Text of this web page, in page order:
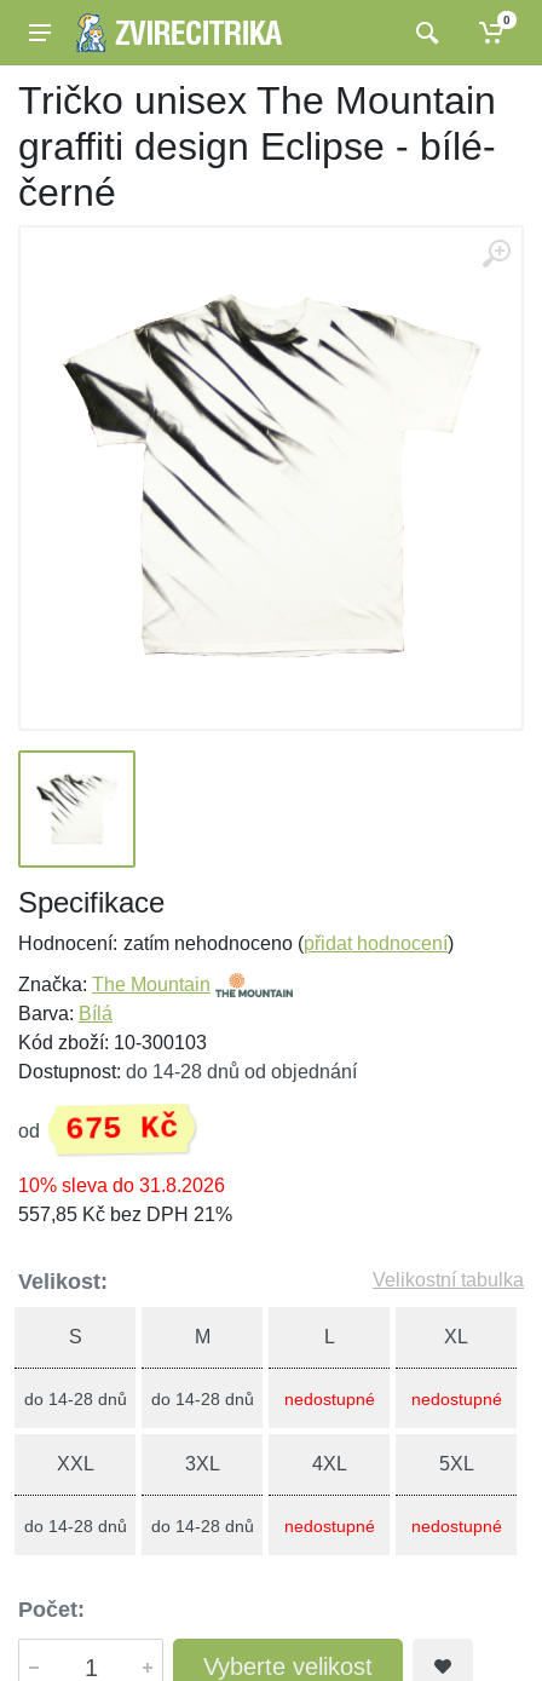
0
Tričko unisex The Mountain
graffiti design Eclipse - bílé-
černé
Specifikace
Hodnocení: zatím nehodnoceno (přidat hodnocení)
Značka: The Mountain
Barva: Bílá
Kód zboží: 10-300103
Dostupnost: do 14-28 dnů od objednání
od 675 Kč
10% sleva do 31.8.2026
557,85 Kč bez DPH 21%
Velikost: Velikostní tabulka
S
do 14-28 dnů
M
do 14-28 dnů
L
nedostupné
XL
nedostupné
XXL
do 14-28 dnů
3XL
do 14-28 dnů
4XL
nedostupné
5XL
nedostupné
Počet:
Vyberte velikost